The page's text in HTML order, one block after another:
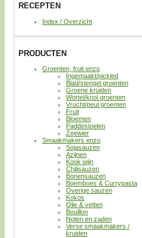
RECEPTEN
Index / Overzicht
PRODUCTEN
Groenten, fruit enzo
Ingemaakt/pickled
Blad/stengel groenten
Groene kruiden
Wortel/knol groenten
Vrucht/peul groenten
Fruit
Bloemen
Paddestoelen
Zeewier
Smaakmakers enzo
Sojasauzen
Azijnen
Kook wijn
Chilisauzen
Bonensauzen
Boemboes & Currypasta
Overige sauzen
Kokos
Olie & vetten
Bouillon
Noten en zaden
Verse smaakmakers /
kruiden